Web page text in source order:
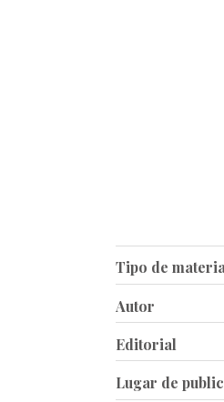
Tipo de
Autor
Editorial
Lugar de